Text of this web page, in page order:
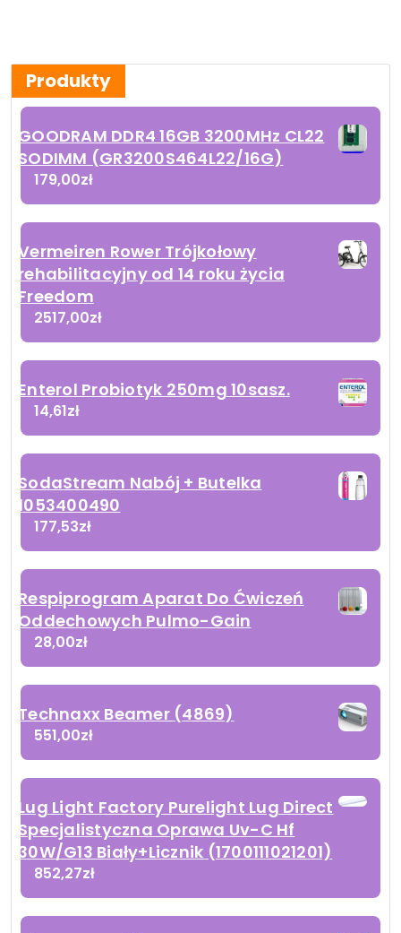
Produkty
GOODRAM DDR4 16GB 3200MHz CL22
SODIMM (GR3200S464L22/16G)
179,00zł
Vermeiren Rower Trójkołowy
rehabilitacyjny od 14 roku życia
Freedom
2517,00zł
Enterol Probiotyk 250mg 10sasz.
14,61zł
SodaStream Nabój + Butelka
1053400490
177,53zł
Respiprogram Aparat Do Ćwiczeń
Oddechowych Pulmo-Gain
28,00zł
Technaxx Beamer (4869)
551,00zł
Lug Light Factory Purelight Lug Direct
Specjalistyczna Oprawa Uv-C Hf
30W/G13 Biały+Licznik (1700111021201)
852,27zł